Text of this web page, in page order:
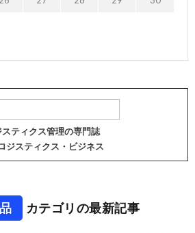
スティクス管理の専門誌
ジスティクス・ビジネス
カテゴリの最新記事